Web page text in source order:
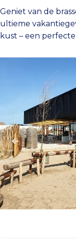
Geniet van de
ultieme
kust – een